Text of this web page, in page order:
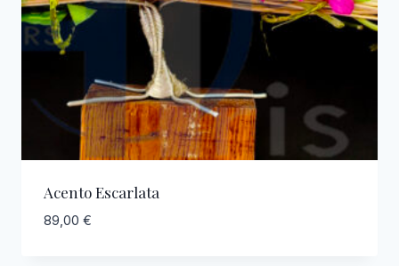
Acento Escarlata
89,00 €